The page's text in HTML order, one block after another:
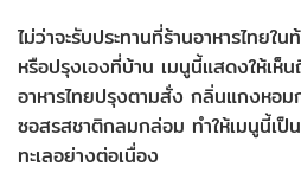
ไม่ว่าจะรับประทานที่ร้านอาหารไทยใ
หรือปรุงเองที่บ้าน เมนูนี้แสดงให้เห็
อาหารไทยปรุงตามสั่ง กลิ่นแกงหอ
ซอสรสชาติกลมกล่อม ทำให้เมนูนี้เป็
ทะเลอย่างต่อเนื่อง